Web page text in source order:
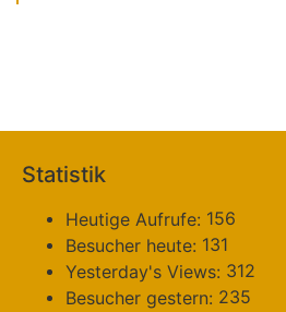
Statistik
Heutige Aufrufe: 156
Besucher heute: 131
Yesterday's Views: 312
Besucher gestern: 235